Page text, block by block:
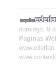
domingo, 9
Paginas